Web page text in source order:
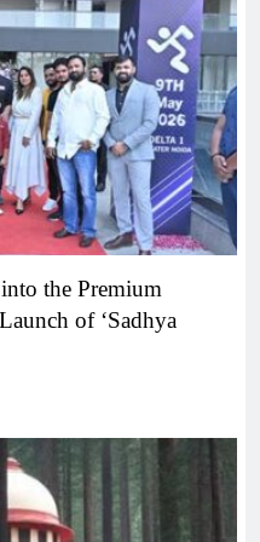
the Premium
of ‘Sadhya